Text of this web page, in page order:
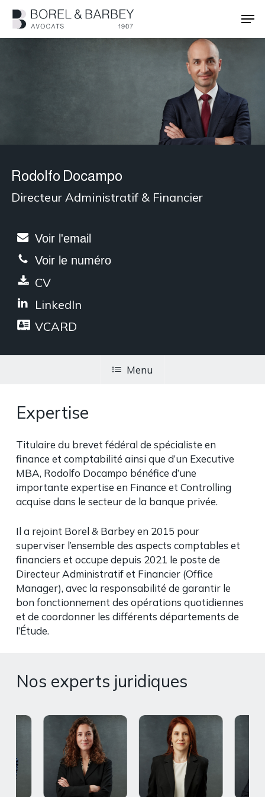
Rodolfo Docampo
Directeur Administratif & Financier
Voir l'email
Voir le numéro
CV
LinkedIn
VCARD
Menu
Expertise
Titulaire du brevet fédéral de spécialiste en
finance et comptabilité ainsi que d’un Executive
MBA, Rodolfo Docampo bénéfice d’une
importante expertise en Finance et Controlling
acquise dans le secteur de la banque privée.
Il a rejoint Borel & Barbey en 2015 pour
superviser l’ensemble des aspects comptables et
financiers et occupe depuis 2021 le poste de
Directeur Administratif et Financier (Office
Manager), avec la responsabilité de garantir le
bon fonctionnement des opérations quotidiennes
et de coordonner les différents départements de
l’Étude.
Nos experts juridiques